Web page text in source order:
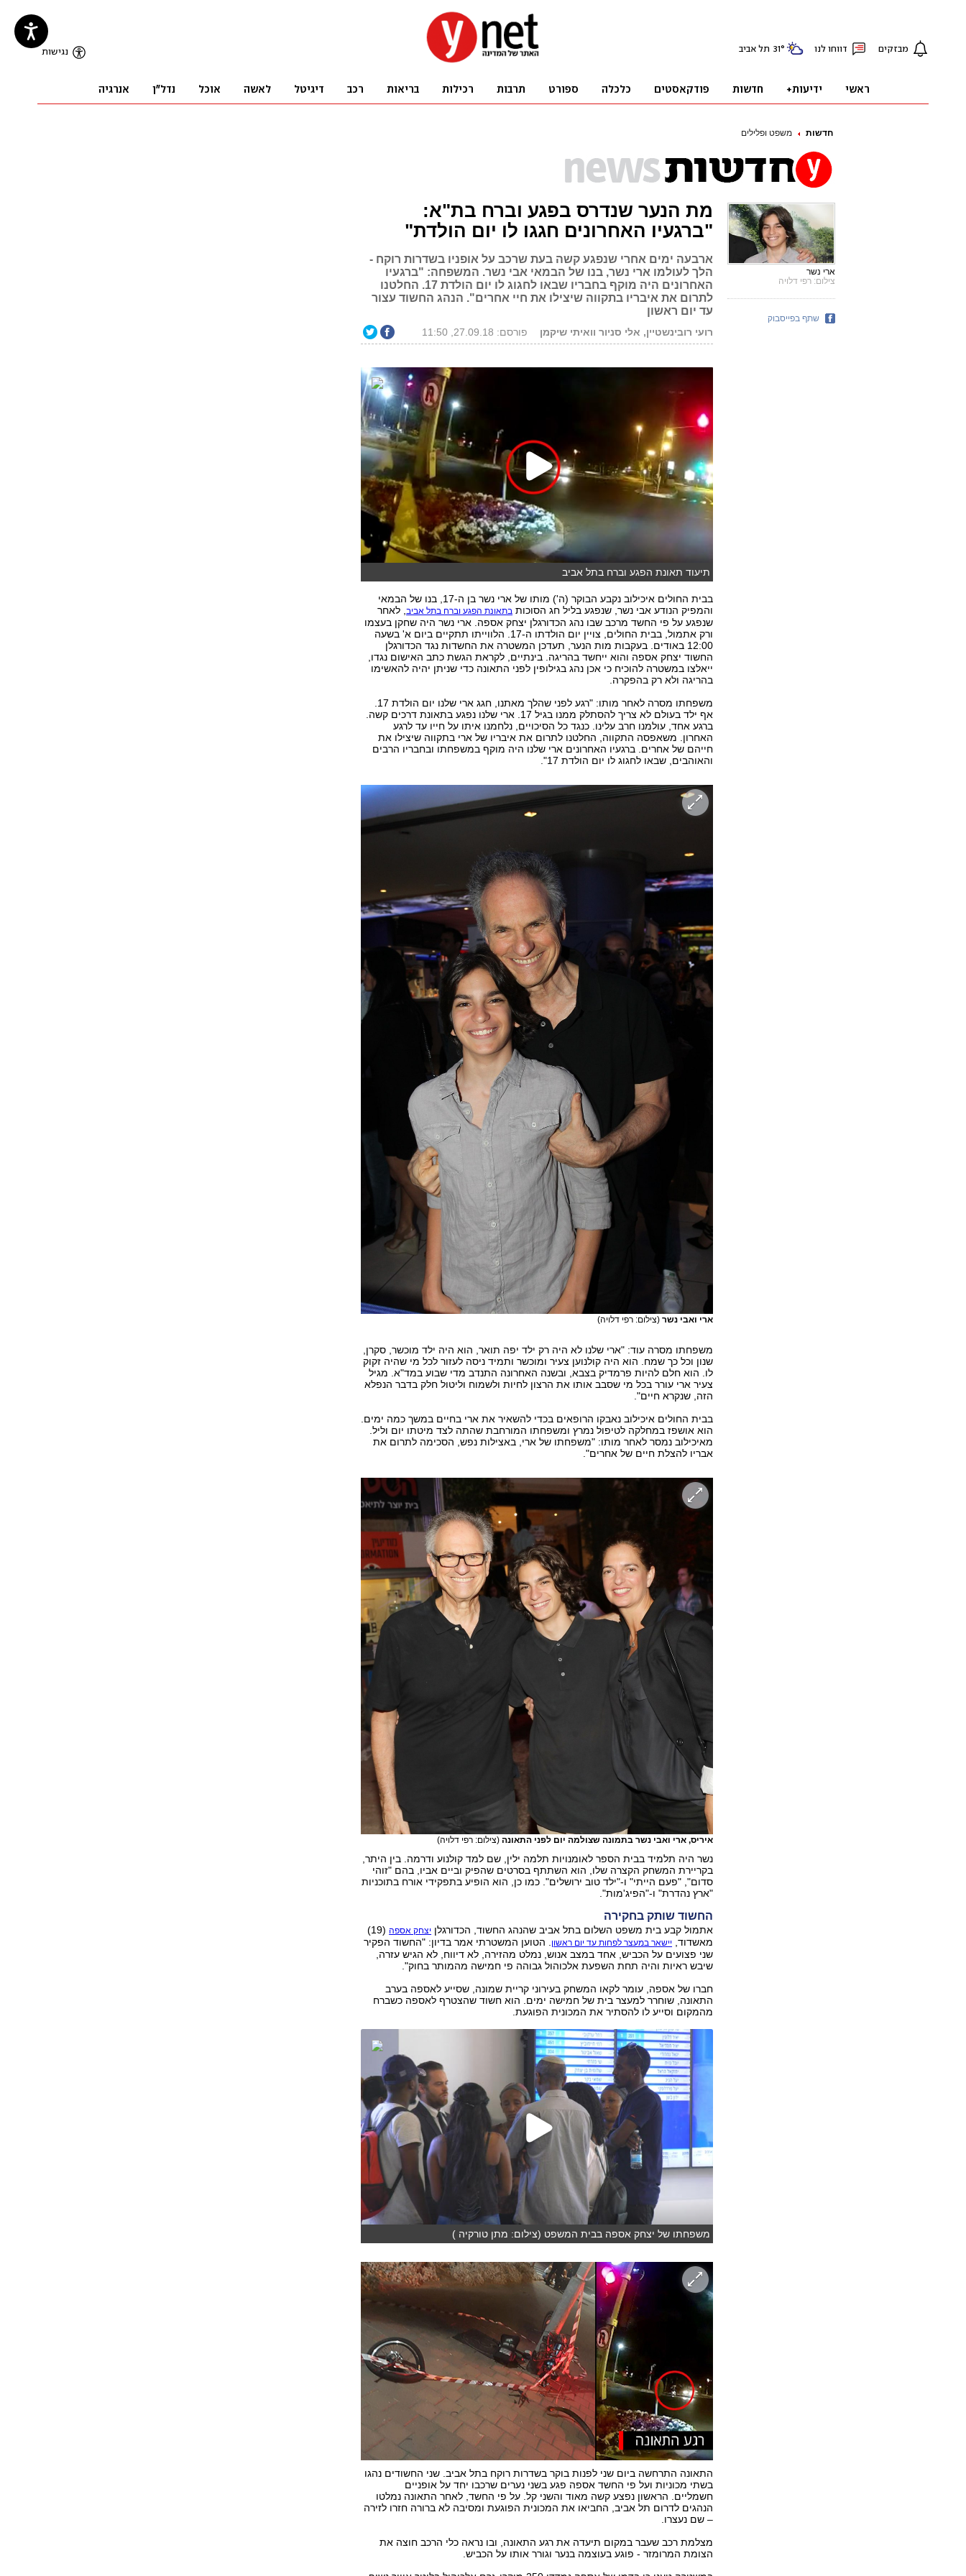
חדשות משפט ופלילים
מת הנער שנדרס בפגע וברח בת"א:
"ברגעיו האחרונים חגגו לו יום הולדת"
ארבעה ימים אחרי שנפגע קשה בעת שרכב על אופניו בשדרות רוקח -
הלך לעולמו ארי נשר, בנו של הבמאי אבי נשר. המשפחה: "ברגעיו
האחרונים היה מוקף בחבריו שבאו לחגוג לו יום הולדת 17. החלטנו
לתרום את איבריו בתקווה שיצילו את חיי אחרים". הנהג החשוד עצור
עד יום ראשון
רועי רובינשטיין, אלי סניור וואיתי שיקמן פורסם: 27.09.18, 11:50
תיעוד תאונת הפגע וברח בתל אביב
בבית החולים איכילוב נקבע הבוקר (ה') מותו של ארי נשר בן ה-17, בנו של הבמאי
והמפיק הנודע אבי נשר, שנפגע בליל חג הסוכות בתאונת הפגע וברח בתל אביב, לאחר
שנפגע על פי החשד מרכב שבו נהג הכדורגלן יצחק אספה. ארי נשר היה שחקן בעצמו
ורק אתמול, בבית החולים, צויין יום הולדתו ה-17. הלווייתו תתקיים ביום א' בשעה
12:00 באודים. בעקבות מות הנער, תעדכן המשטרה את החשדות נגד הכדורגלן
החשוד יצחק אספה והוא ייחשד בהריגה. בינתיים, לקראת הגשת כתב האישום נגדו,
ייאלצו במשטרה להוכיח כי אכן נהג בגילופין לפני התאונה כדי שניתן יהיה להאשימו
בהריגה ולא רק בהפקרה.
אף ילד בעולם לא צריך להסתלק ממנו בגיל 17. ארי שלנו נפגע בתאונת דרכים קשה.
ברגע אחד, עולמנו חרב עלינו. כנגד כל הסיכויים, נלחמנו איתו על חייו עד לרגע
האחרון. משאפסה התקווה, החלטנו לתרום את איבריו של ארי בתקווה שיצילו את
חייהם של אחרים. ברגעיו האחרונים ארי שלנו היה מוקף במשפחתו ובחבריו הרבים
והאוהבים, שבאו לחגוג לו יום הולדת 17".
ארי ואבי נשר (צילום: רפי דלויה)
משפחתו מסרה עוד: "ארי שלנו לא היה רק ילד יפה תואר, הוא היה ילד מוכשר, סקרן,
שנון וכל כך שמח. הוא היה קולנוען צעיר ומוכשר ותמיד ניסה לעזור לכל מי שהיה זקוק
לו. הוא חלם להיות פרמדיק בצבא, ובשנה האחרונה התנדב מדי שבוע במד"א. מגיל
צעיר ארי עורר בכל מי שסבב אותו את הרצון לחיות ולשמוח וליטול חלק בדבר הנפלא
הזה, שנקרא חיים".
בבית החולים איכילוב נאבקו הרופאים בכדי להשאיר את ארי בחיים במשך כמה ימים.
הוא אושפז במחלקה לטיפול נמרץ ומשפחתו המורחבת שהתה לצד מיטתו יום וליל.
מאיכילוב נמסר לאחר מותו: "משפחתו של ארי, באצילות נפש, הסכימה לתרום את
אבריו להצלת חיים של אחרים".
איריס, ארי ואבי נשר בתמונה שצולמה יום לפני התאונה (צילום: רפי דלויה)
נשר היה תלמיד בבית הספר לאומנויות תלמה ילין, שם למד קולנוע ודרמה. בין היתר,
בקריירת המשחק הקצרה שלו, הוא השתתף בסרטים שהפיק וביים אביו, בהם "זוהי
סדום", "פעם הייתי" ו-"ילד טוב ירושלים". כמו כן, הוא הופיע בתפקידי אורח בתוכניות
"ארץ נהדרת" ו-"הפיג'מות".
החשוד שותק בחקירה
אתמול קבע בית משפט השלום בתל אביב שהנהג החשוד, הכדורגלן יצחק אספה
(19)
מאשדוד, יישאר במעצר לפחות עד יום ראשון
. הטוען המשטרתי אמר בדיון: "החשוד הפקיר
שני פצועים על הכביש, אחד במצב אנוש, נמלט מהזירה, לא דיווח, לא הגיש עזרה,
שיבש ראיות והיה תחת השפעת אלכוהול גבוהה פי חמישה מהמותר בחוק".
חברו של אספה, עומר לקאו המשחק בעירוני קריית שמונה, שסייע לאספה בערב
התאונה, שוחרר למעצר בית של חמישה ימים. הוא חשוד שהצטרף לאספה כשברח
מהמקום וסייע לו להסתיר את המכונית הפוגעת.
משפחתו של יצחק אספה בבית המשפט (צילום: מתן טורקיה )
התאונה התרחשה ביום שני לפנות בוקר בשדרות רוקח בתל אביב. שני החשודים נהגו
בשתי מכוניות ועל פי החשד אספה פגע בשני נערים שרכבו יחד על אופניים
חשמליים. הראשון נפצע קשה מאוד והשני קל. על פי החשד, לאחר התאונה נמלטו
הנהגים לדרום תל אביב, החביאו את המכונית הפוגעת ומסיבה לא ברורה חזרו לזירה
– שם נעצרו.
מצלמת רכב שעבר במקום תיעדה את רגע התאונה, ובו נראה כלי הרכב חוצה את
הצומת המרומזר - פוגע בעוצמה בנער וגורר אותו על הכביש.
ארי נשר
צילום: רפי דלויה
שתף בפייסבוק